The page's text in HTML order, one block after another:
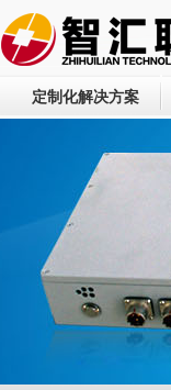
定制化解决方案